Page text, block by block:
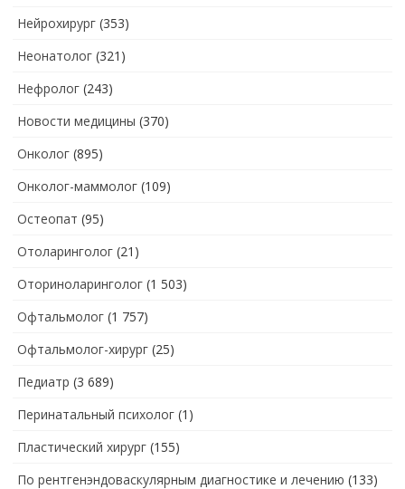
Нейрохирург (353)
Неонатолог (321)
Нефролог (243)
Новости медицины (370)
Онколог (895)
Онколог-маммолог (109)
Остеопат (95)
Отоларинголог (21)
Оториноларинголог (1 503)
Офтальмолог (1 757)
Офтальмолог-хирург (25)
Педиатр (3 689)
Перинатальный психолог (1)
Пластический хирург (155)
По рентгенэндоваскулярным диагностике и лечению (133)